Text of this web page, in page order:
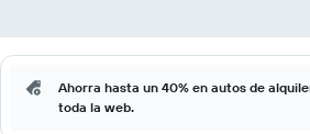
Ahorra hasta un 40% en autos de
toda la web.